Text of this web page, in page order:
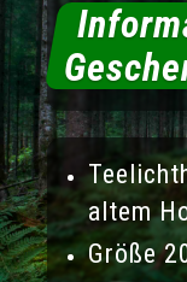
altem
Größe